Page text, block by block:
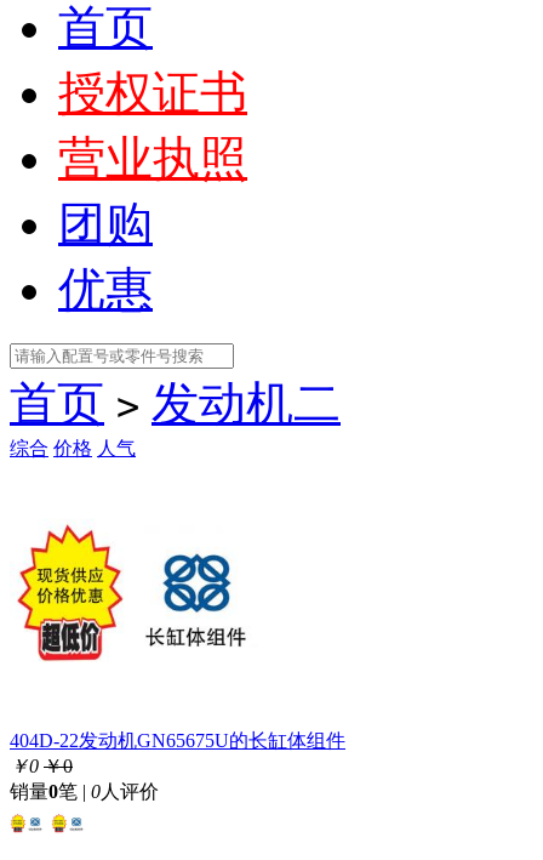
首页
授权证书
营业执照
团购
优惠
首页 > 发动机二
综合 价格 人气
404D-22发动机GN65675U的长缸体组件
￥0 ￥0
销量0笔 | 0人评价